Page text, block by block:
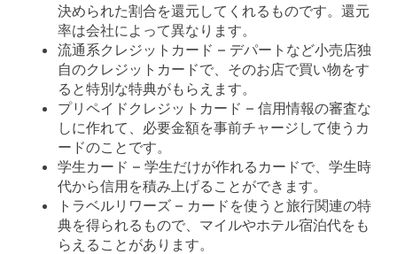
決められた割合を還元してくれるものです。還元
率は会社によって異なります。
流通系クレジットカード – デパートなど小売店独
自のクレジットカードで、そのお店で買い物をす
ると特別な特典がもらえます。
プリペイドクレジットカード – 信用情報の審査な
しに作れて、必要金額を事前チャージして使うカ
ードのことです。
学生カード – 学生だけが作れるカードで、学生時
代から信用を積み上げることができます。
トラベルリワーズ – カードを使うと旅行関連の特
典を得られるもので、マイルやホテル宿泊代をも
らえることがあります。